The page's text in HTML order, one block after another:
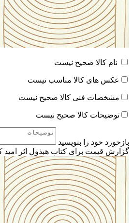
نام کالا صحیح نیست
عکس های کالا مناسب نیست
مشخصات فنی کالا صحیح نیست
توضیحات کالا صحیح نیست
بازخورد خود را بنویسید
گزارش قیمت برای کتاب هبذول اثر امید